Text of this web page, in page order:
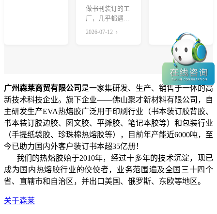
做书刊装订的工
厂，几乎都遇到
过这种糟心问
2026-07-12 ›
广州森莱商贸有限公司 是一家集研发、生产、销售于一体的高
新技术科技企业。旗下企业——佛山聚才新材料有限公司，自
主研发生产EVA热熔胶广泛用于印刷行业（书本装订胶背胶、
书本装订胶边胶、图文胶、平摊胶、笔记本胶等）和包装行业
（手提纸袋胶、珍珠棉热熔胶等），目前年产能近6000吨，至
今已助力国内外客户装订书本超35亿册！
我们的热熔胶始于2010年，经过十多年的技术沉淀，现已
成为国内热熔胶行业的佼佼者，业务范围遍及全国三十四个
省、直辖市和自治区，并出口美国、俄罗斯、东欧等地区。
关于森莱